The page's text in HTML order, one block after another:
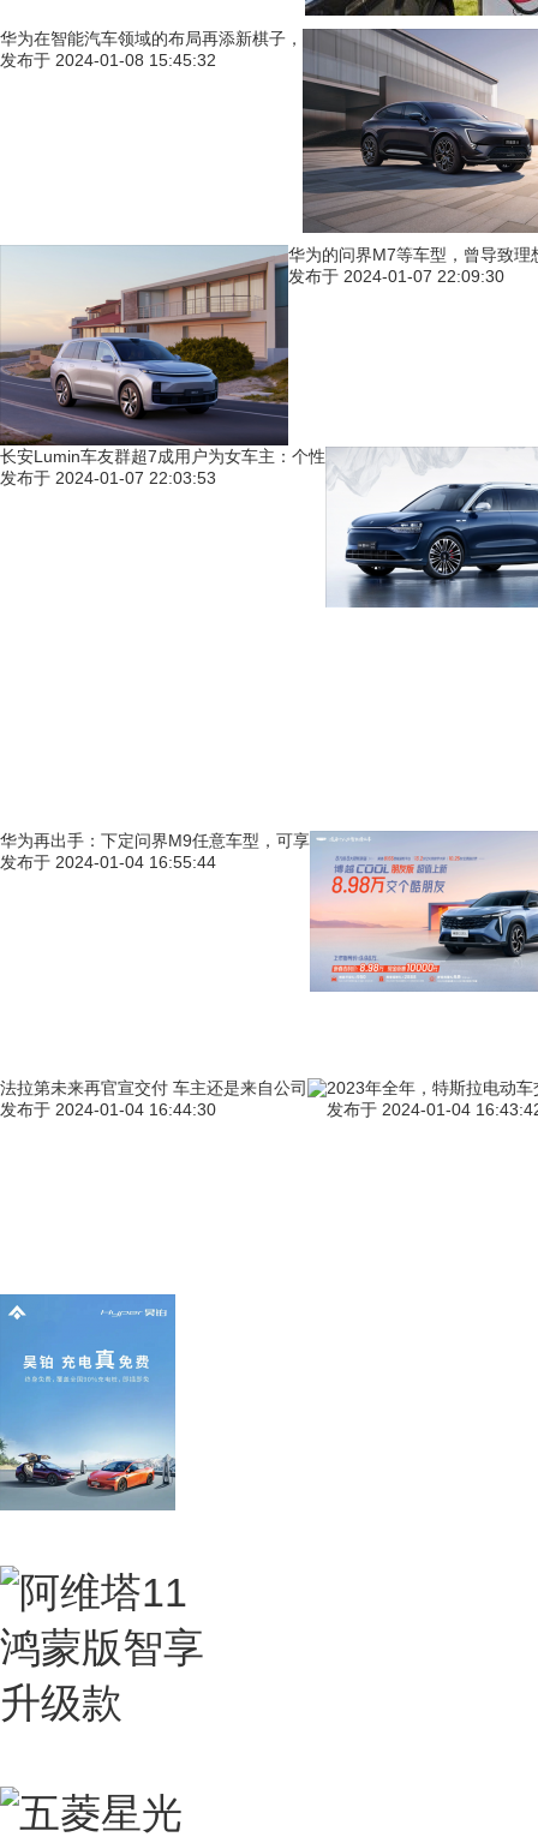
华为在智能汽车领域的布局再添新棋子，
发布于 2024-01-08 15:45:32
华为的问界M7等车型，曾导致理
发布于 2024-01-07 22:09:30
长安Lumin车友群超7成用户为女车主：个性
发布于 2024-01-07 22:03:53
华为再出手：下定问界M9任意车型，可享
发布于 2024-01-04 16:55:44
法拉第未来再官宣交付 车主还是来自公司
发布于 2024-01-04 16:44:30
2023年全年，特斯拉电动
发布于 2024-01-04